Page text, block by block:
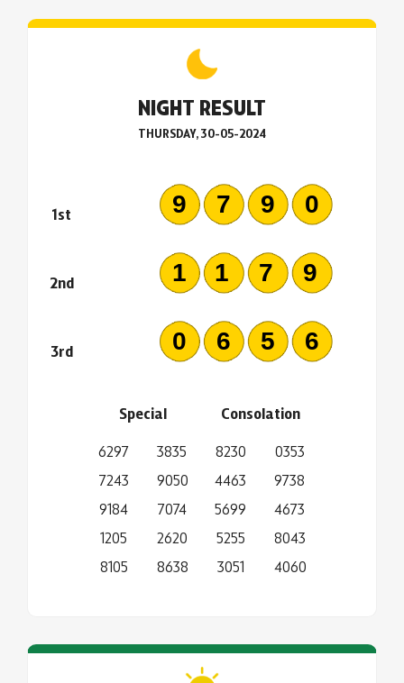
NIGHT RESULT
THURSDAY, 30-05-2024
1st 9790
2nd 1179
3rd 0656
Special
6297
7243
9184
1205
8105
3835
9050
7074
2620
8638
Consolation
8230
4463
5699
5255
3051
0353
9738
4673
8043
4060